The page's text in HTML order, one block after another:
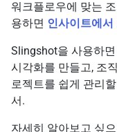
워크플로우에 맞는
용하면 인사이트에
Slingshot을 사용하
시각화를 만들고, 조
로젝트를 쉽게 관리
서.
자세히 알아보고 싶